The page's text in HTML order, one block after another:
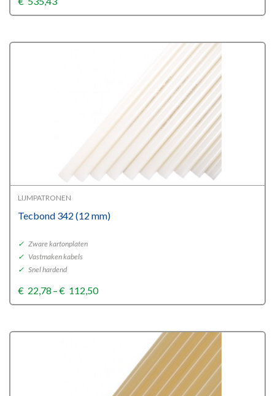
LIJMPATRONEN
Tecbond 342 (12 mm)
✓ Zware kartonplaten
✓ Vastmaken kabels
✓ Snel hardend
€ 22,78 –€ 112,50Price
range: